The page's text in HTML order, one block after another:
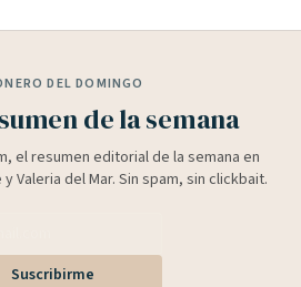
DEL DOMINGO
de la semana
el resumen editorial de la semana en
Valeria del Mar. Sin spam, sin clickbait.
Suscribirme